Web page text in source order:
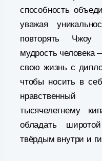
способность
уважая
повторять
мудрость человека
свою жизнь с
чтобы носить в
нравственный
тысячелетнему
обладать
твёрдым внутри и